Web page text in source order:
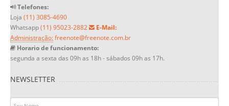
Telefones:
Loja (11) 3085-4690
Whatsapp(11) 95023-2882
E-Mail:
Administração:freenote@freenote.com.br
Horario de funcionamento:
segunda a sexta das 09h as 18h - sábados 09h as 17h.
NEWSLETTER